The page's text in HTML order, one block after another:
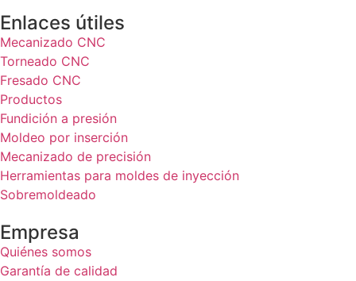
Enlaces útiles
Mecanizado CNC
Torneado CNC
Fresado CNC
Productos
Fundición a presión
Moldeo por inserción
Mecanizado de precisión
Herramientas para moldes de inyección
Sobremoldeado
Empresa
Quiénes somos
Garantía de calidad